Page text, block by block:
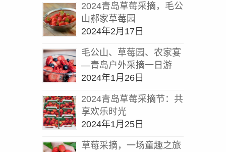
2024青岛草莓采摘，毛公
山郝家草莓园
2024年2月17日
毛公山、草莓园、农家宴
—青岛户外采摘一日游
2024年1月26日
2024青岛草莓采摘节：共
享欢乐时光
2024年1月25日
草莓采摘，一场童趣之旅